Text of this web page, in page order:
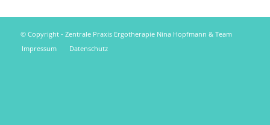
© Copyright - Zentrale Praxis Ergotherapie Nina Hopfmann & Team
Impressum
Datenschutz